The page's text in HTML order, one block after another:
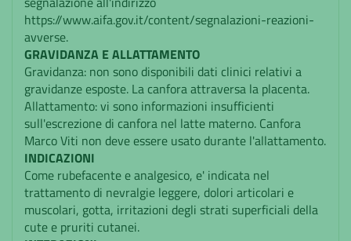
https://www.aifa.gov.it/content/segnalazioni-reazioni-
avverse.
GRAVIDANZA E ALLATTAMENTO
Gravidanza: non sono disponibili dati clinici relativi a
gravidanze esposte. La canfora attraversa la placenta.
Allattamento: vi sono informazioni insufficienti
sull'escrezione di canfora nel latte materno. Canfora
Marco Viti non deve essere usato durante l'allattamento.
INDICAZIONI
Come rubefacente e analgesico, e' indicata nel
trattamento di nevralgie leggere, dolori articolari e
muscolari, gotta, irritazioni degli strati superficiali della
cute e pruriti cutanei.